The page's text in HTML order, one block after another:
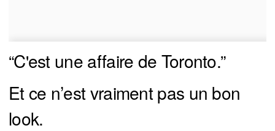
“C'est une affaire de Toronto.”
Et ce n’est vraiment pas un bon
look.